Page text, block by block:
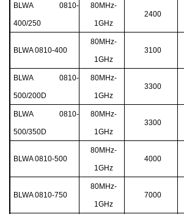
BLWA 0810-
400/250
80MHz-
1GHz
2400
BLWA 0810-400
80MHz-
1GHz
3100
BLWA 0810-
500/200D
80MHz-
1GHz
3300
BLWA 0810-
500/350D
80MHz-
1GHz
3300
BLWA 0810-500
80MHz-
1GHz
4000
BLWA 0810-750
80MHz-
1GHz
7000